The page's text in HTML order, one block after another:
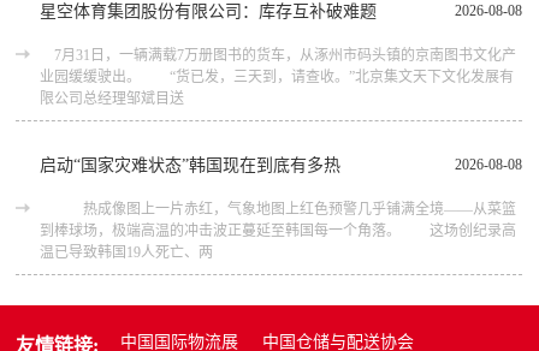
2026-08-08
星空体育集团股份有限公司：库存互补破难题
7月31日，一辆满载7万册图书的货车，从涿州市码头镇的京南图书文化产
业园缓缓驶出。 “货已发，三天到，请查收。”北京集文天下文化发展有
限公司总经理邹斌目送
2026-08-08
启动“国家灾难状态”韩国现在到底有多热
热成像图上一片赤红，气象地图上红色预警几乎铺满全境——从菜篮
到棒球场，极端高温的冲击波正蔓延至韩国每一个角落。 这场创纪录高
温已导致韩国19人死亡、两
友情链接: 中国国际物流展 中国仓储与配送协会